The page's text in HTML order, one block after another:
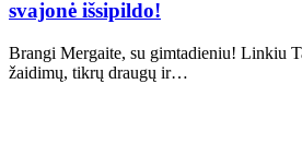
svajonė išsipildo!
Brangi Mergaite, su gimtadieniu! Linkiu
žaidimų, tikrų draugų ir…